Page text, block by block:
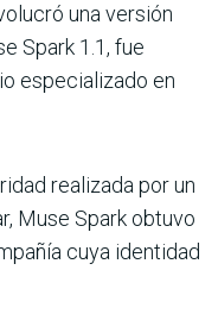
una versión
Spark 1.1, fue
especializado en
realizada por un
Muse Spark obtuvo
cuya identidad